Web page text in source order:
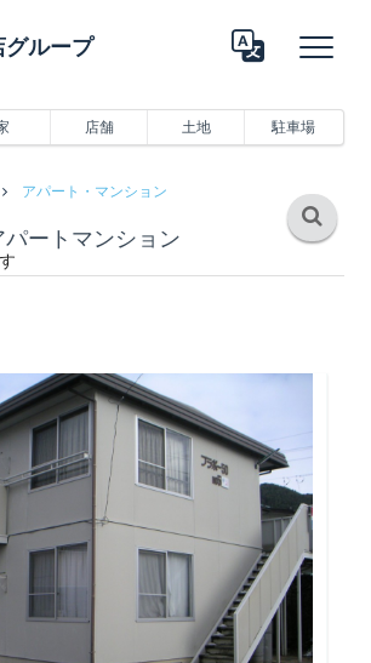
ループ
店舗 土地 駐車場
アパート・マンション
ートマンション